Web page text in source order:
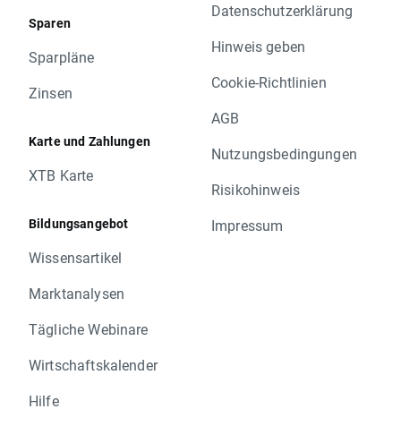
Sparen
Sparpläne
Zinsen
Karte und Zahlungen
XTB Karte
Bildungsangebot
Wissensartikel
Marktanalysen
Tägliche Webinare
Wirtschaftskalender
Hilfe
Datenschutzerklärung
Hinweis geben
Cookie-Richtlinien
AGB
Nutzungsbedingungen
Risikohinweis
Impressum